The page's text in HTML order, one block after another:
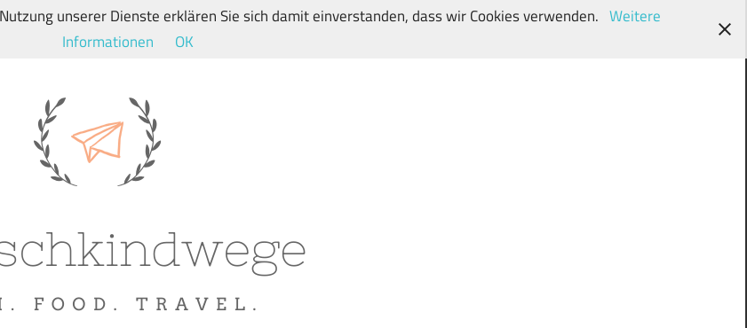
unserer Dienste erklären Sie sich damit einverstanden, dass wir Cookies verwenden. Weitere
Informationen
OK